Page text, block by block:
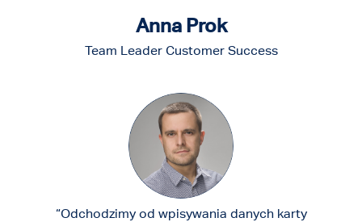
Anna Prok
Team Leader Customer Success
“Odchodzimy od wpisywania danych karty